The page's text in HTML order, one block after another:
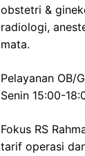
obstetri &
radiologi,
mata.
Pelayanan OB/
Senin 15:00-
Fokus RS
tarif operasi